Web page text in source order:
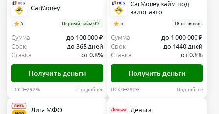
CarMoney
5 Первый займ 0%
Сумма
до 100 000 ₽
Срок
до 365 дней
Ставка
от 0.8%
Получить деньги
ПСК 0–292% Подробнее
CarMoney займ под
залог авто
5 18 отзывов
Сумма
до 1 000 000 ₽
Срок
до 1440 дней
Ставка
от 0.8%
Получить деньги
ПСК 0–292% Подробнее
Лига МФО Деньга